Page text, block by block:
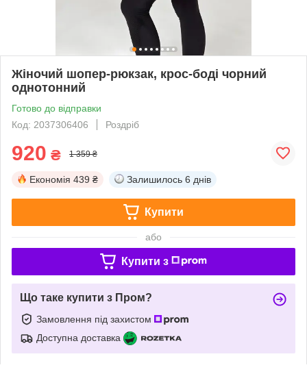
Жіночий шопер-рюкзак, крос-боді чорний
однотонний
Готово до відправки
Код: 2037306406
Роздріб
920 ₴ 1 359 ₴
Економія 439 ₴ Залишилось 6 днів
Купити
або
Купити з
Що таке купити з Пром?
Замовлення під захистом
Доступна доставка